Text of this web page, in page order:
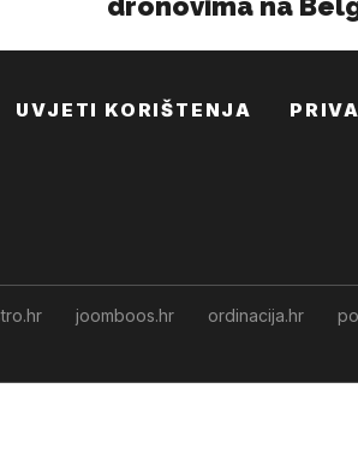
UVJETI KORIŠTENJA
joomboos.hr ordinacija.hr